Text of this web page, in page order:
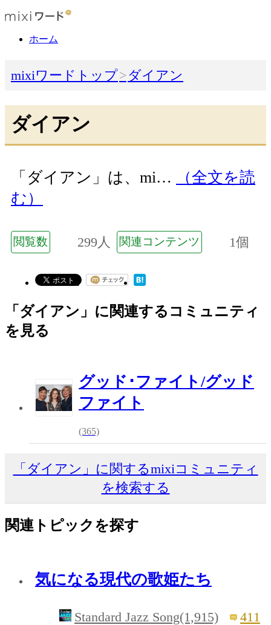
ホーム
mixiワードトップ ダイアン
ダイアン
「ダイアン」は、mi…
（全文を読
む）
閲覧数 299人 関連コンテンツ 1個
「ダイアン」に関連するコミュニティ
を見る
グッド･ファイト/グッド
ファイト
(365)
「ダイアン」に関するmixiコミュニティ
を検索する
関連トピックを探す
気になる現代の歌姫たち
Standard Jazz Song(1,915) 411